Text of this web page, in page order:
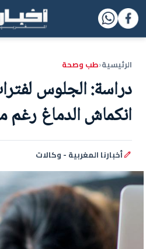
الرئيسية‹طب وصحة
دراسة: الجلوس
انكماش الدماغ رغم
أخبارنا المغربية - وكالات